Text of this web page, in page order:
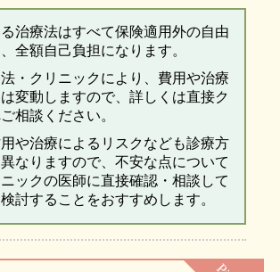
治療法はすべて保険適用外の自由
全額自己負担になります。
・クリニックにより、費用や治療
変動しますので、詳しくは直接ク
相談ください。
や治療によるリスクなども診療方
なりますので、不安な点について
ックの医師に直接確認・相談して
討することをおすすめします。